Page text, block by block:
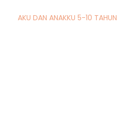
AKU DAN ANAKKU 5-10 TAHUN